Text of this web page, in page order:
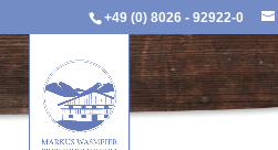
+49 (0) 8026 - 92922-0